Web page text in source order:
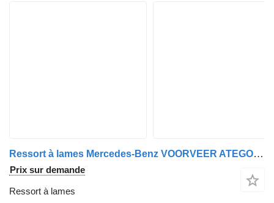
Ressort à lames Mercedes-Benz VOORVEER ATEGO 918 EURO 6 A 972 320 40 02 pour camion
Prix sur demande
Ressort à lames